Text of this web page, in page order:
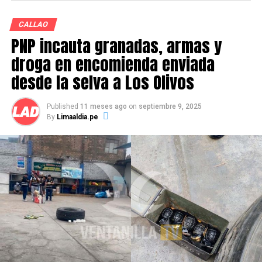
de instituciones educativas públicas y privadas.
Inscripciones aquí: bit.ly/4clQ3pS.
Source link
Comparte esto:
RELATED TOPICS:
UP NEXT
CALLAO
PNP incauta granadas, armas y
droga en encomienda enviada
desde la selva a Los Olivos
Published 11 meses ago on septiembre 9, 2025
By Limaaldia.pe